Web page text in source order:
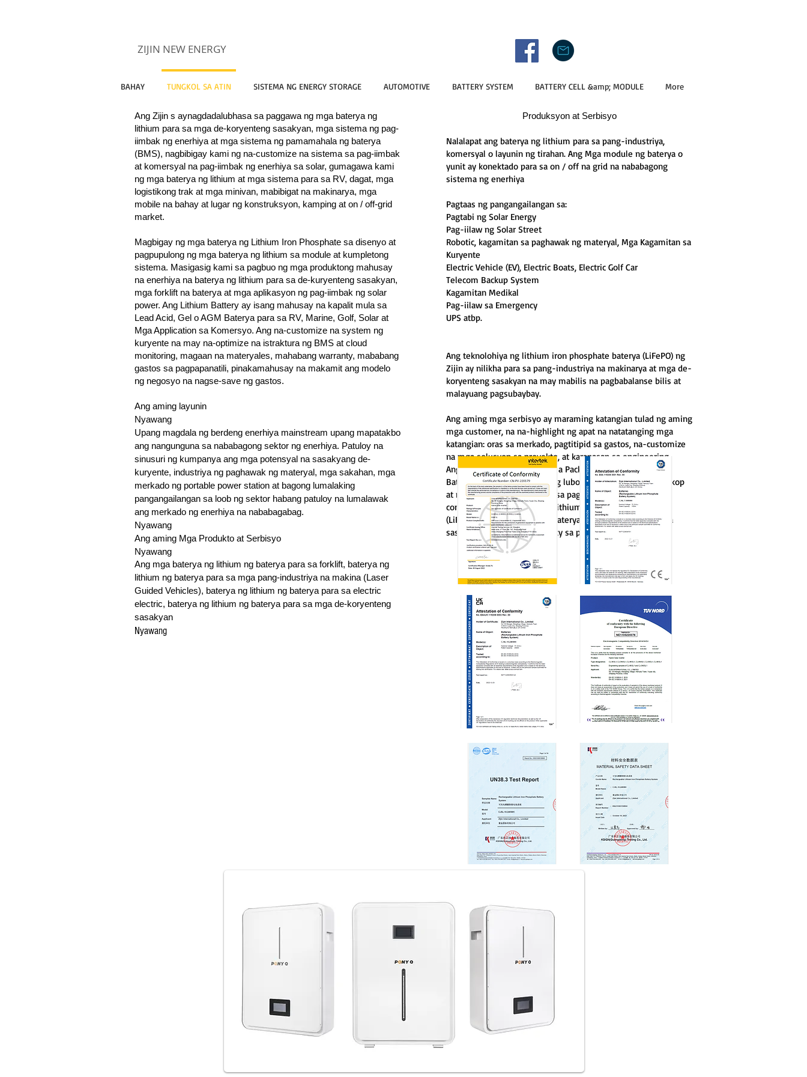
ZIJIN NEW ENERGY
BAHAY TUNGKOL SA ATIN SISTEMA NG ENERGY STORAGE AUTOMOTIVE BATTERY SYSTEM BATTERY CELL &amp; MODULE More
Ang Zijin s aynagdadalubhasa sa paggawa ng mga baterya ng
lithium para sa mga de-koryenteng sasakyan, mga sistema ng pag-
iimbak ng enerhiya at mga sistema ng pamamahala ng baterya
(BMS), nagbibigay kami ng na-customize na sistema sa pag-iimbak
at komersyal na pag-iimbak ng enerhiya sa solar, gumagawa kami
ng mga baterya ng lithium at mga sistema para sa RV, dagat, mga
logistikong trak at mga minivan, mabibigat na makinarya, mga
mobile na bahay at lugar ng konstruksyon, kamping at on / off-grid
market.
Magbigay ng mga baterya ng Lithium Iron Phosphate sa disenyo at
pagpupulong ng mga baterya ng lithium sa module at kumpletong
sistema. Masigasig kami sa pagbuo ng mga produktong mahusay
na enerhiya na baterya ng lithium para sa de-kuryenteng sasakyan,
mga forklift na baterya at mga aplikasyon ng pag-iimbak ng solar
power. Ang Lithium Battery ay isang mahusay na kapalit mula sa
Lead Acid, Gel o AGM Baterya para sa RV, Marine, Golf, Solar at
Mga Application sa Komersyo. Ang na-customize na system ng
kuryente na may na-optimize na istraktura ng BMS at cloud
monitoring, magaan na materyales, mahabang warranty, mababang
gastos sa pagpapanatili, pinakamahusay na makamit ang modelo
ng negosyo na nagse-save ng gastos.
Ang aming layunin
Nyawang
Upang magdala ng berdeng enerhiya mainstream upang mapatakbo
ang nangunguna sa nababagong sektor ng enerhiya. Patuloy na
sinusuri ng kumpanya ang mga potensyal na sasakyang de-
kuryente, industriya ng paghawak ng materyal, mga sakahan, mga
merkado ng portable power station at bagong lumalaking
pangangailangan sa loob ng sektor habang patuloy na lumalawak
ang merkado ng enerhiya na nababagabag.
Nyawang
Ang aming Mga Produkto at Serbisyo
Nyawang
Ang mga baterya ng lithium ng baterya para sa forklift, baterya ng
lithium ng baterya para sa mga pang-industriya na makina (Laser
Guided Vehicles), baterya ng lithium ng baterya para sa electric
electric, baterya ng lithium ng baterya para sa mga de-koryenteng
sasakyan
Nyawang
Produksyon at Serbisyo
Nalalapat ang baterya ng lithium para sa pang-industriya,
komersyal o layunin ng tirahan. Ang Mga module ng baterya o
yunit ay konektado para sa on / off na grid na nababagong
sistema ng enerhiya
Pagtaas ng pangangailangan sa:
Pagtabi ng Solar Energy
Pag-iilaw ng Solar Street
Robotic, kagamitan sa paghawak ng materyal, Mga Kagamitan sa
Kuryente
Electric Vehicle (EV), Electric Boats, Electric Golf Car
Telecom Backup System
Kagamitan Medikal
Pag-iilaw sa Emergency
UPS atbp.
Ang teknolohiya ng lithium iron phosphate baterya (LiFePO) ng
Zijin ay nilikha para sa pang-industriya na makinarya at mga de-
koryenteng sasakyan na may mabilis na pagbabalanse bilis at
malayuang pagsubaybay.
Ang aming mga serbisyo ay maraming katangian tulad ng aming
mga customer, na na-highlight ng apat na natatanging mga
katangian: oras sa merkado, pagtitipid sa gastos, na-customize
na mga solusyon sa proyekto, at karanasan sa engineering.
Ang aming pag-iibigan para sa Package sa Pag-iimbak ng
Baterya ay nag-aalok ng isang lubos na kakayahang umangkop
at matatag na solusyon para sa pag-iimbak ng enerhiya at
compact at malakas na mga lithium iron phosphate baterya
(LiFePO) na mga system ng baterya para sa LGV at AGV, Mga
sasakyan sa Libangan at Utility sa pabrika ng pabrika.